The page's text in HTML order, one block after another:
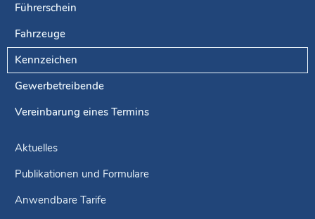
Navigationsmenü
Führerschein
Fahrzeuge
Kennzeichen
Gewerbetreibende
Vereinbarung eines Termins
Aktuelles
Publikationen und Formulare
Anwendbare Tarife